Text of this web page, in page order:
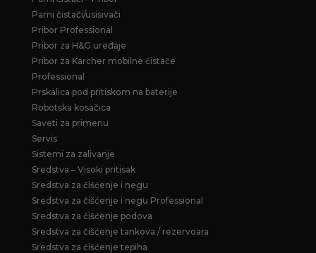
Parni čistači/usisivači
Pribor Professional
Pribor za H&G uređaje
Pribor za Karcher mobilne čistače
Professional
Prskalica pod pritiskom na baterije
Robotska kosačica
Saveti za primenu
Servis
Sistemi za zalivanje
Sredstva – Visoki pritisak
Sredstva za čišćenje i negu
Sredstva za čišćenje i negu Professional
Sredstva za čišćenje podova
Sredstva za čišćenje tankova / rezervoara
Sredstva za čišćenje tepiha